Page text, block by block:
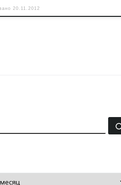
20.11.2012